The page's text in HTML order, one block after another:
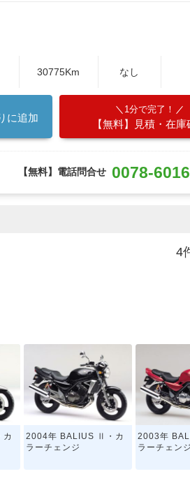
30775Km なし
に追加
1分で完了！
【無料】見積・在庫
【無料】電話問合せ 0078-
4
2004年 BALIUS Ⅱ・カ
ラーチェンジ
2003年
ラーチェンジ